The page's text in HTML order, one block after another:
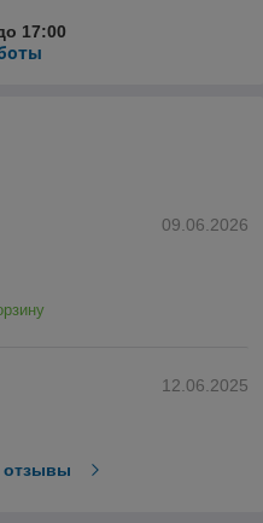
17:00
09.06.2026
12.06.2025
отзывы